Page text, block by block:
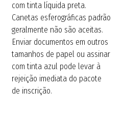
com tinta líquida preta.
Canetas esferográficas padrão
geralmente não são aceitas.
Enviar documentos em outros
tamanhos de papel ou assinar
com tinta azul pode levar à
rejeição imediata do pacote
de inscrição.